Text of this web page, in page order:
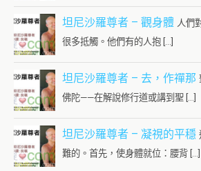
坦尼沙羅尊者 – 觀身體 人們
很多抵觸。他們有的人抱 […]
坦尼沙羅尊者 – 去，作禪那
佛陀——在解說修行道或講到聖 […]
坦尼沙羅尊者 – 凝視的平穩
難的。首先，使身體就位：腰背 […]